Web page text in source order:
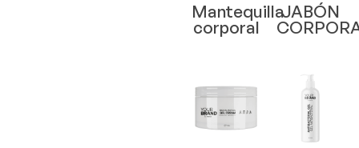
Mantequilla
corporal
JABÓN